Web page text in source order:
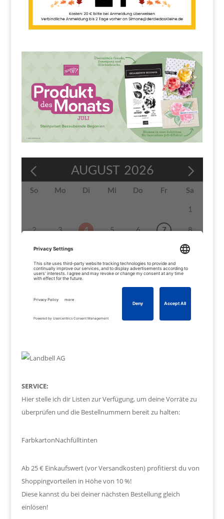
SERVICE:
Hier stelle ich dir Listen zur Verfügung, um deine Vorräte zu
überprüfen und die Bestellnummern bereit zu halten:
FarbkartonNachfülltinten
Ab 25 € Einkaufswert (vor Versandkosten) profitierst du von
Shoppingvorteilen in Höhe von 10 %!
Diese kannst du bei deiner nächsten Bestellung gleich
einlösen!